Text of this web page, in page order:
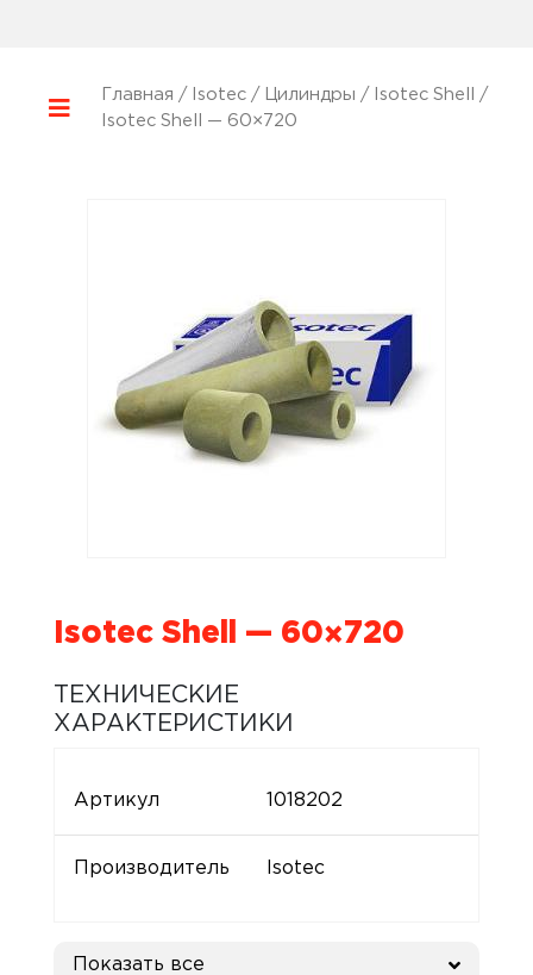
Главная / Isotec/ Цилиндры / Isotec Shell
/
Isotec Shell — 60×720
Isotec Shell — 60×720
ТЕХНИЧЕСКИЕ
ХАРАКТЕРИСТИКИ
Артикул 1018202
Производитель Isotec
Показать все